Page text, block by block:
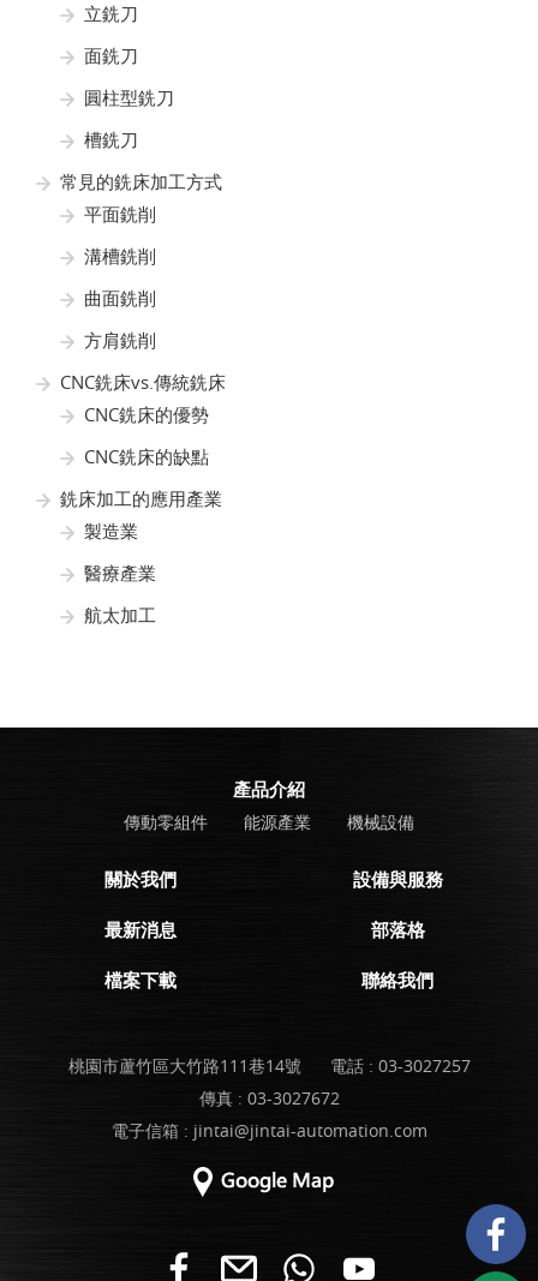
立銑刀
面銑刀
圓柱型銑刀
槽銑刀
常見的銑床加工方式
平面銑削
溝槽銑削
曲面銑削
方肩銑削
CNC銑床vs.傳統銑床
CNC銑床的優勢
CNC銑床的缺點
銑床加工的應用產業
製造業
醫療產業
航太加工
產品介紹
傳動零組件 能源產業 機械設備
關於我們 設備與服務
最新消息 部落格
檔案下載 聯絡我們
桃園市蘆竹區大竹路111巷14號 電話 : 03-3027257
傳真 : 03-3027672
電子信箱 : jintai@jintai-automation.com